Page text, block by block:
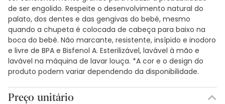
de ser engolido. Respeite o desenvolvimento natural do
palato, dos dentes e das gengivas do bebé, mesmo
quando a chupeta é colocada de cabeça para baixo na
boca do bebé. Não marcante, resistente, insípido e inodoro
e livre de BPA e Bisfenol A. Esterilizável, lavável à mão e
lavável na máquina de lavar louça. *A cor e o design do
produto podem variar dependendo da disponibilidade.
Preço unitário